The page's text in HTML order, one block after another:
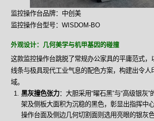
监控操作台品牌：中创美
监控操作台型号：WISDOM-BO
外观设计：几何美学与机甲基因的碰撞
这款监控操作台跳脱了常规办公家具的平庸范式，
线条与极具现代工业气息的配色方案，构建出令人
域。
黑灰撞色张力：大胆采用“曜石黑”与“高级银灰
架及侧板大面积为沉稳的黑色，彰显出指挥中
操作台面及侧边几何切割面则选用亮眼的银灰